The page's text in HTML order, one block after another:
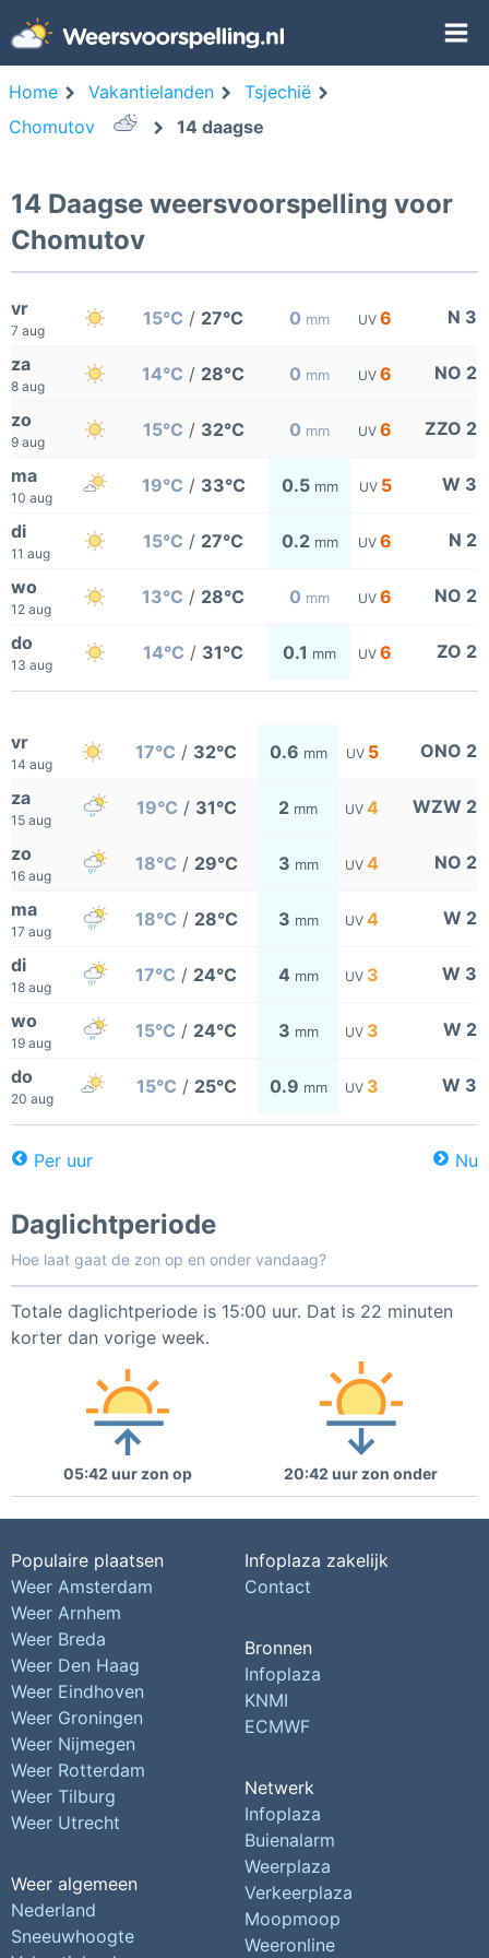
Home Vakantielanden
Tsjechië
Chomutov
14 daagse
14 Daagse weersvoorspelling voor
Chomutov
vr
7 aug
15°C / 27°C 0 mm UV 6 N 3
za
8 aug
14°C / 28°C 0 mm UV 6 NO 2
zo
9 aug
15°C / 32°C 0 mm UV 6 ZZO 2
ma
10 aug
19°C / 33°C 0.5 mm UV 5 W 3
di
11 aug
15°C / 27°C 0.2 mm UV 6 N 2
wo
12 aug
13°C / 28°C 0 mm UV 6 NO 2
do
13 aug
14°C / 31°C 0.1 mm UV 6 ZO 2
vr
14 aug
17°C / 32°C 0.6 mm UV 5 ONO 2
za
15 aug
19°C / 31°C 2 mm UV 4 WZW 2
zo
16 aug
18°C / 29°C 3 mm UV 4 NO 2
ma
17 aug
18°C / 28°C 3 mm UV 4 W 2
di
18 aug
17°C / 24°C 4 mm UV 3 W 3
wo
19 aug
15°C / 24°C 3 mm UV 3 W 2
do
20 aug
15°C / 25°C 0.9 mm UV 3 W 3
Per uur Nu
Daglichtperiode
Hoe laat gaat de zon op en onder vandaag?
Totale daglichtperiode is 15:00 uur. Dat is 22 minuten
korter dan vorige week.
05:42 uur zon op 20:42 uur zon onder
Populaire plaatsen
Weer Amsterdam
Weer Arnhem
Weer Breda
Weer Den Haag
Weer Eindhoven
Weer Groningen
Weer Nijmegen
Weer Rotterdam
Weer Tilburg
Weer Utrecht
Weer algemeen
Nederland
Sneeuwhoogte
Infoplaza zakelijk
Contact
Bronnen
Infoplaza
KNMI
ECMWF
Netwerk
Infoplaza
Buienalarm
Weerplaza
Verkeerplaza
Moopmoop
Weeronline